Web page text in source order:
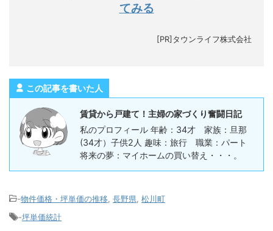
てみる
[PR]タウンライフ株式会社
この記事を書いた人
賃貸から戸建て！主婦の家づくり奮闘日記
私のプロフィール 年齢：34才 家族：旦那
(34才）子供2人 趣味：旅行 職業：パート
将来の夢：マイホームの買い替え・・・。
-物件価格・坪単価の推移 長野県 松川町
-坪単価統計